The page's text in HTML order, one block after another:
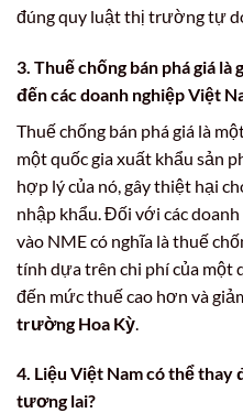
đúng quy luật thị trường tự
3. Thuế chống bán phá giá
đến các doanh nghiệp Việt
Thuế chống bán phá giá là
một quốc gia xuất khẩu sản
hợp lý của nó, gây thiệt hại
nhập khẩu. Đối với các
vào NME có nghĩa là thuế
tính dựa trên chi phí của một
đến mức thuế cao hơn và
trường Hoa Kỳ
4. Liệu Việt Nam có thể
tương lai?